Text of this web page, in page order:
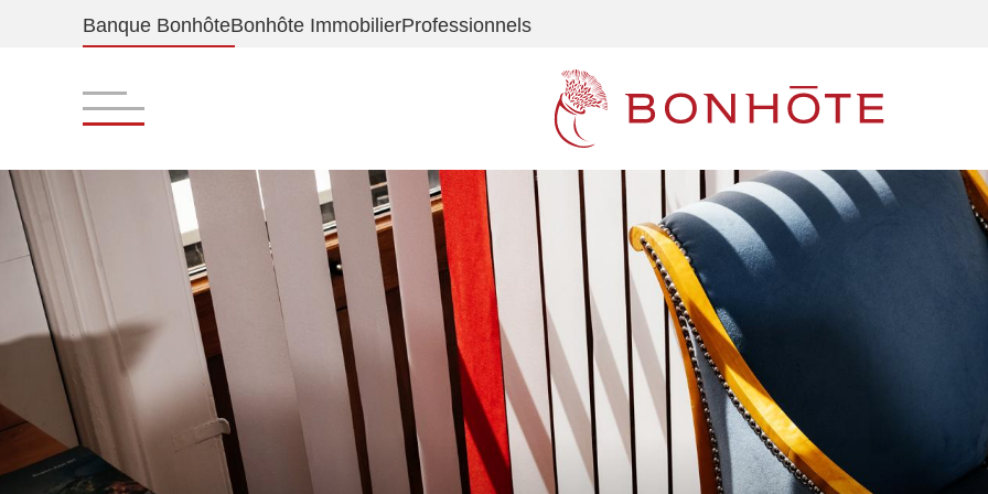
Banque BonhôteBonhôte ImmobilierProfessionnels
Navigation principale